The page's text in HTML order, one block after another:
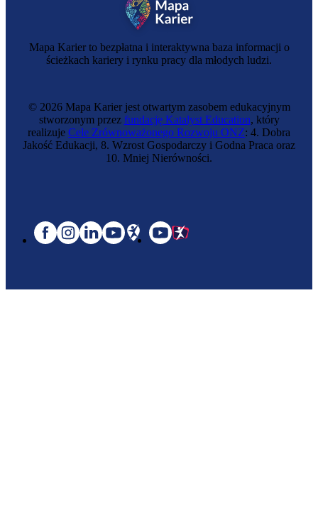
Mapa Karier to bezpłatna i interaktywna baza informacji o
ścieżkach kariery i rynku pracy dla młodych ludzi.
© 2026 Mapa Karier jest otwartym zasobem edukacyjnym
stworzonym przez fundację Katalyst Education, który
realizuje Cele Zrównoważonego Rozwoju ONZ: 4. Dobra
Jakość Edukacji, 8. Wzrost Gospodarczy i Godna Praca oraz
10. Mniej Nierówności.